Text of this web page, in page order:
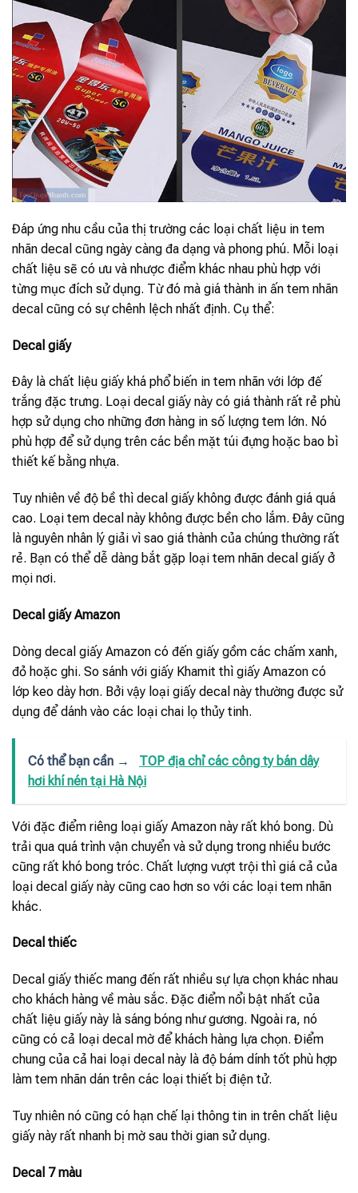
Đáp ứng nhu cầu của thị trường các loại chất liệu in tem
nhãn decal cũng ngày càng đa dạng và phong phú. Mỗi loại
chất liệu sẽ có ưu và nhược điểm khác nhau phù hợp với
từng mục đích sử dụng. Từ đó mà giá thành in ấn tem nhãn
decal cũng có sự chênh lệch nhất định. Cụ thể:
Decal giấy
Đây là chất liệu giấy khá phổ biến in tem nhãn với lớp đế
trắng đặc trưng. Loại decal giấy này có giá thành rất rẻ phù
hợp sử dụng cho những đơn hàng in số lượng tem lớn. Nó
phù hợp để sử dụng trên các bền mặt túi đựng hoặc bao bì
thiết kế bằng nhựa.
Tuy nhiên về độ bề thì decal giấy không được đánh giá quá
cao. Loại tem decal này không được bền cho lắm. Đây cũng
là nguyên nhân lý giải vì sao giá thành của chúng thường rất
rẻ. Bạn có thể dễ dàng bắt gặp loại tem nhãn decal giấy ở
mọi nơi.
Decal giấy Amazon
Dòng decal giấy Amazon có đến giấy gồm các chấm xanh,
đỏ hoặc ghi. So sánh với giấy Khamit thì giấy Amazon có
lớp keo dày hơn. Bởi vậy loại giấy decal này thường được sử
dụng để dánh vào các loại chai lọ thủy tinh.
Có thể bạn cần →
TOP địa chỉ các công ty bán dây
hơi khí nén tại Hà Nội
Với đặc điểm riêng loại giấy Amazon này rất khó bong. Dù
trải qua quá trình vận chuyển và sử dụng trong nhiều bước
cũng rất khó bong tróc. Chất lượng vượt trội thì giá cả của
loại decal giấy này cũng cao hơn so với các loại tem nhãn
khác.
Decal thiếc
Decal giấy thiếc mang đến rất nhiều sự lựa chọn khác nhau
cho khách hàng về màu sắc. Đặc điểm nổi bật nhất của
chất liệu giấy này là sáng bóng như gương. Ngoài ra, nó
cũng có cả loại decal mờ để khách hàng lựa chọn. Điểm
chung của cả hai loại decal này là độ bám dính tốt phù hợp
làm tem nhãn dán trên các loại thiết bị điện tử.
Tuy nhiên nó cũng có hạn chế lại thông tin in trên chất liệu
giấy này rất nhanh bị mờ sau thời gian sử dụng.
Decal 7 màu